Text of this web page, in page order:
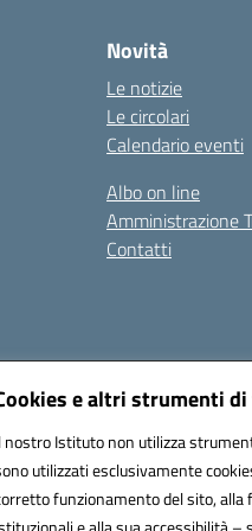
e altri strumenti
nostro Istituto non utilizza
utilizzati esclusivamente
funzionamento del sito, alla
Novità
Le notizie
Le circolari
Calendario eventi
Albo on line
Amministrazione
Contatti